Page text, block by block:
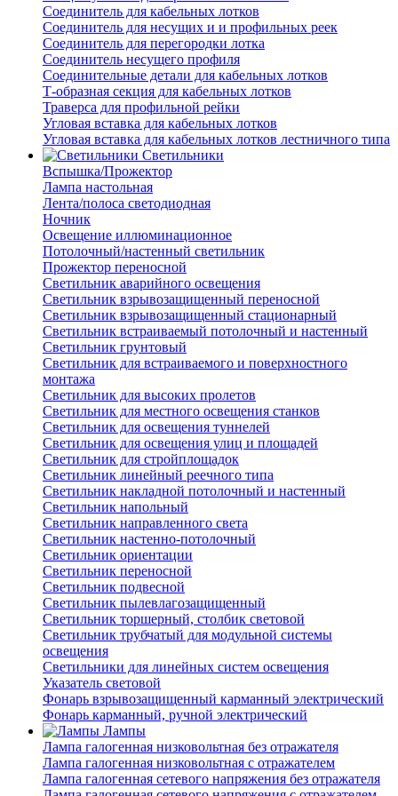
Соединитель для кабельных лотков
Соединитель для несущих и и профильных реек
Соединитель для перегородки лотка
Соединитель несущего профиля
Соединительные детали для кабельных лотков
Т-образная секция для кабельных лотков
Траверса для профильной рейки
Угловая вставка для кабельных лотков
Угловая вставка для кабельных лотков лестничного типа
Светильники
Вспышка/Прожектор
Лампа настольная
Лента/полоса светодиодная
Ночник
Освещение иллюминационное
Потолочный/настенный светильник
Прожектор переносной
Светильник аварийного освещения
Светильник взрывозащищенный переносной
Светильник взрывозащищенный стационарный
Светильник встраиваемый потолочный и настенный
Светильник грунтовый
Светильник для встраиваемого и поверхностного
монтажа
Светильник для высоких пролетов
Светильник для местного освещения станков
Светильник для освещения туннелей
Светильник для освещения улиц и площадей
Светильник для стройплощадок
Светильник линейный реечного типа
Светильник накладной потолочный и настенный
Светильник напольный
Светильник направленного света
Светильник настенно-потолочный
Светильник ориентации
Светильник переносной
Светильник подвесной
Светильник пылевлагозащищенный
Светильник торшерный, столбик световой
Светильник трубчатый для модульной системы
освещения
Светильники для линейных систем освещения
Указатель световой
Фонарь взрывозащищенный карманный электрический
Фонарь карманный, ручной электрический
Лампы
Лампа галогенная низковольтная без отражателя
Лампа галогенная низковольтная с отражателем
Лампа галогенная сетевого напряжения без отражателя